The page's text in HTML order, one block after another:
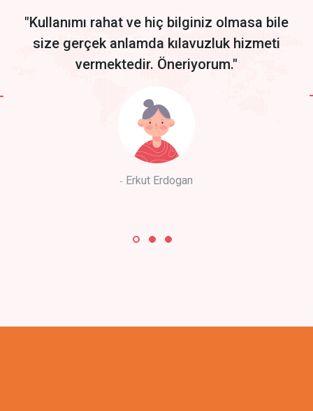
"Kullanımı rahat ve hiç bilginiz olmasa bile
size gerçek anlamda kılavuzluk hizmeti
vermektedir. Öneriyorum."
Erkut Erdogan